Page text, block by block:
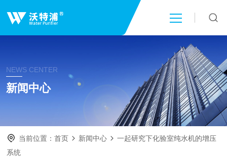
产品中心
新闻中心
NEWS CENTER
新闻中心
当前位置：首页 新闻中心
一起研究下化验室纯水机的增压
系统